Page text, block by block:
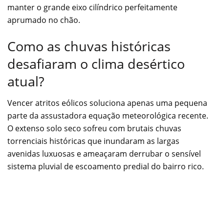
manter o grande eixo cilíndrico perfeitamente
aprumado no chão.
Como as chuvas históricas
desafiaram o clima desértico
atual?
Vencer atritos eólicos soluciona apenas uma pequena
parte da assustadora equação meteorológica recente.
O extenso solo seco sofreu com brutais chuvas
torrenciais históricas que inundaram as largas
avenidas luxuosas e ameaçaram derrubar o sensível
sistema pluvial de escoamento predial do bairro rico.